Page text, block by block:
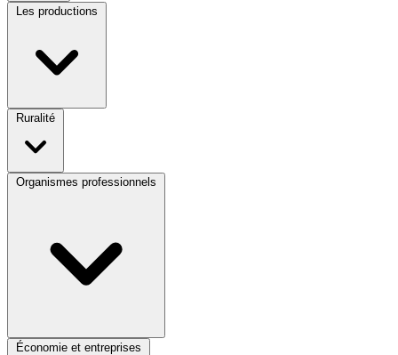
Les productions
Ruralité
Organismes professionnels
Économie et entreprises